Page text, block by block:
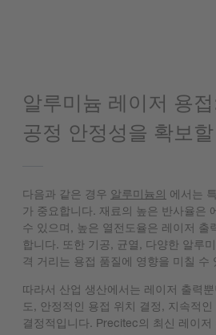
알루미늄 레이저 용
공정 안정성을 확보
다음과 같은 경우 알루미늄의 에서는
가 중요합니다. 재료의 높은 반사율은
수 있으며, 높은 열전도율은 레이저 출
합니다. 또한 기공, 균열, 다양한 알루
격 거리는 용접 품질에 영향을 미칠 수
따라서 산업 생산에서는 레이저 출력
도, 안정적인 용접 위치 결정, 지속적
결정적입니다. Precitec의 최신 레이저